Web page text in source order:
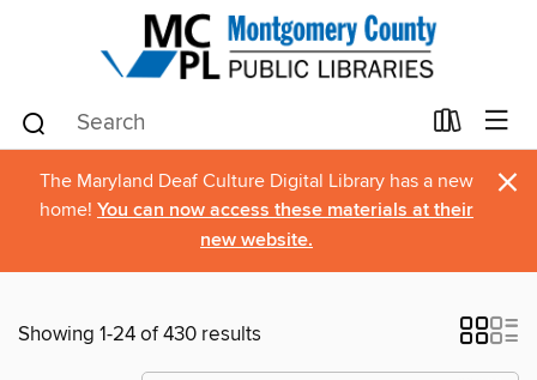
The Maryland Deaf Culture Digital Library has a new
home! You can now access these materials at their
new website.
×
Showing 1-24 of 430 results